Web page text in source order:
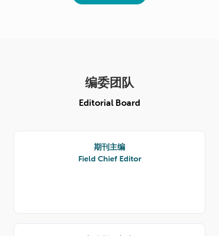
编委团队
Editorial Board
期刊主编
Field Chief Editor